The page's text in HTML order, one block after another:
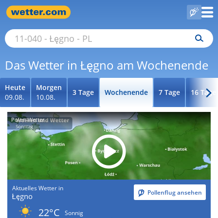
Das Wetter in Łęgno am Wochenende
Heute
09.08.
Morgen
10.08.
3 Tage Wochenende 7 Tage 16 Tage
Polen-Wetter
Aktuelles Wetter in
Łęgno Pollenflug ansehen
22°C
Sonnig